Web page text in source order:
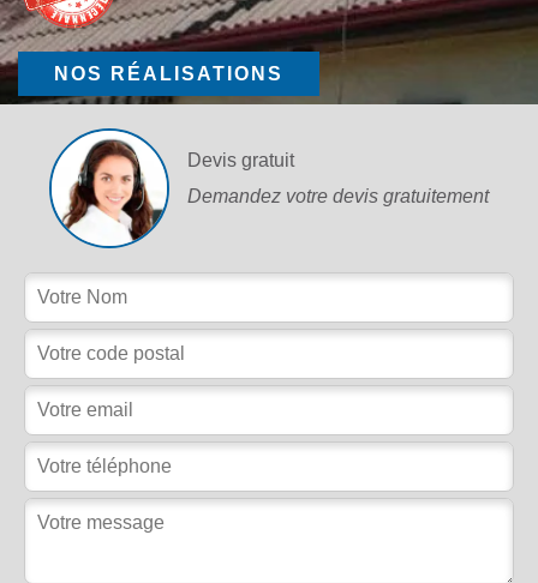
NOS RÉALISATIONS
Devis gratuit
Demandez votre devis gratuitement